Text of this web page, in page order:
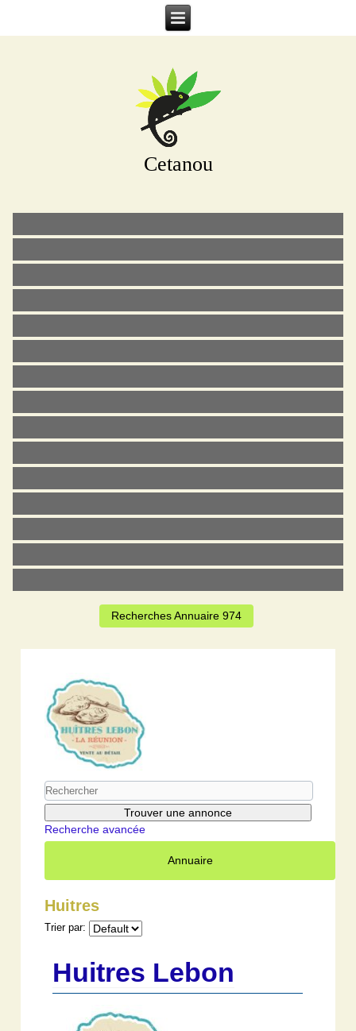
Cetanou
Recherches Annuaire 974
Recherche avancée
Annuaire
Huitres
Trier par:
Huitres Lebon